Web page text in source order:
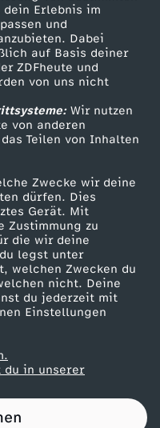
Erlebnis im
und
Dabei
auf Basis deiner
ZDFheute und
von uns nicht
Wir nutzen
von anderen
Teilen von Inhalten
Zwecke wir deine
dürfen. Dies
Gerät. Mit
Zustimmung zu
die wir deine
legst unter
welchen Zwecken du
nicht. Deine
du jederzeit mit
Einstellungen
du in unserer